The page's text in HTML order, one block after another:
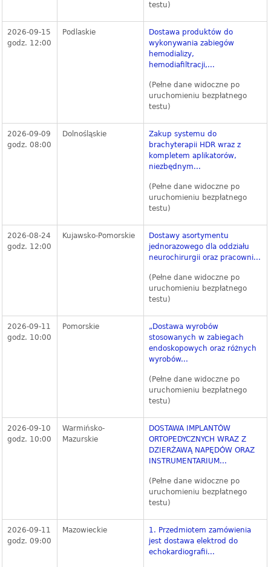
testu)
2026-09-15
godz. 12:00
Podlaskie
Dostawa produktów do
wykonywania zabiegów
hemodializy,
hemodiafiltracji,...
(Pełne dane widoczne po
uruchomieniu bezpłatnego
testu)
2026-09-09
godz. 08:00
Dolnośląskie
Zakup systemu do
brachyterapii HDR wraz z
kompletem aplikatorów,
niezbędnym...
(Pełne dane widoczne po
uruchomieniu bezpłatnego
testu)
2026-08-24
godz. 12:00
Kujawsko-Pomorskie
Dostawy asortymentu
jednorazowego dla oddziału
neurochirurgii oraz pracowni...
(Pełne dane widoczne po
uruchomieniu bezpłatnego
testu)
2026-09-11
godz. 10:00
Pomorskie
„Dostawa wyrobów
stosowanych w zabiegach
endoskopowych oraz różnych
wyrobów...
(Pełne dane widoczne po
uruchomieniu bezpłatnego
testu)
2026-09-10
godz. 10:00
Warmińsko-
Mazurskie
DOSTAWA IMPLANTÓW
ORTOPEDYCZNYCH WRAZ Z
DZIERŻAWĄ NAPĘDÓW ORAZ
INSTRUMENTARIUM...
(Pełne dane widoczne po
uruchomieniu bezpłatnego
testu)
2026-09-11
godz. 09:00
Mazowieckie
1. Przedmiotem zamówienia
jest dostawa elektrod do
echokardiografii...